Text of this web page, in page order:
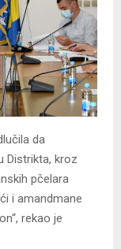
da
Distrikta, kroz
pčelara
i amandmane
rekao je